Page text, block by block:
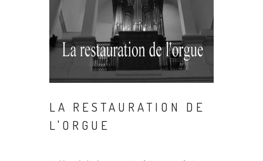
LA RESTAURATION DE
L'ORGUE